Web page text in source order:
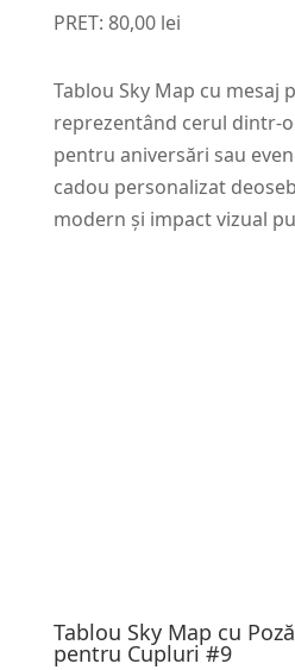
PRET: 80,00 lei
Tablou Sky Map cu mesaj
reprezentând cerul dintr-
pentru aniversări sau
cadou personalizat
modern și impact vizual
Tablou Sky Map cu
pentru Cupluri #9